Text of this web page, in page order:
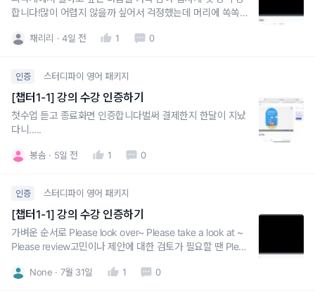
합니다!많이 어렵지 않을까 싶어서 걱정했는데 머리에 쏙쏙
채리리 4일 전 1 0
인증 스터디파이 영어 패키지
[챕터1-1] 강의 수강 인증하기
첫수업 듣고 종료화면 인증합니다벌써 결제한지 한달이 지났
다니.....
봉솜 5일 전 1 0
인증 스터디파이 영어 패키지
[챕터1-1] 강의 수강 인증하기
가벼운 순서로 Please look over~ Please take a look at ~
Please review고민이나 제안에 대한 검토가 필요할 땐 Pleas
w 사용None 7월 31일 1 0